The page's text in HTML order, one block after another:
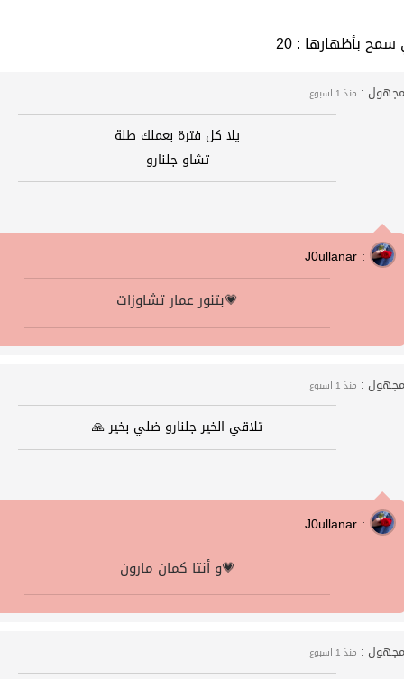
سمح بأظهارها
مجهول : منذ 1 اسبوع
يلا كل فترة بعملك طلة
تشاو جلنارو
J0ullanar :
بتنور عمار تشاوزات💗
مجهول : منذ 1 اسبوع
تلاقي الخير جلنارو ضلي بخير 🙏
J0ullanar :
و أنتا كمان مارون💗
مجهول : منذ 1 اسبوع